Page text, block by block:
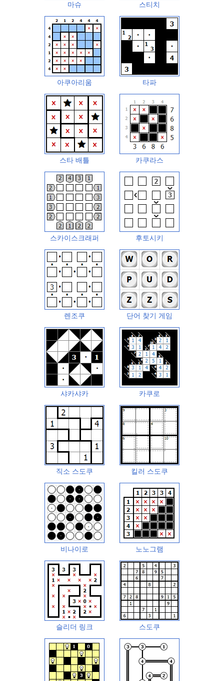
마슈 스티치
아쿠아리움 타파
스타 배틀 카쿠라스
스카이스크래퍼 후토시키
렌조쿠 단어 찾기 게임
샤카샤카 카쿠로
직소 스도쿠 킬러 스도쿠
비나이로 노노그램
슬리더 링크 스도쿠